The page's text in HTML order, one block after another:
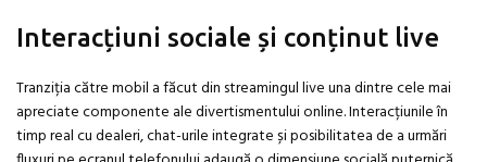
Interacțiuni sociale și conținut live
Tranziția către mobil a făcut din streamingul live una dintre cele mai
apreciate componente ale divertismentului online. Interacțiunile în
timp real cu dealeri, chat-urile integrate și posibilitatea de a urmări